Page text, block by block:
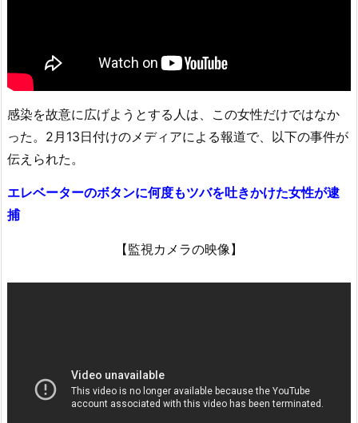
感染を故意に広げようとする人は、この女性だけではなか
った。2月13日付けのメディアによる報道で、以下の事件が
伝えられた。
エレベーターのボタンに何度もツバを吐きかけた女性が逮
捕
【監視カメラの映像】